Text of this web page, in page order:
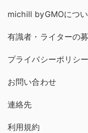
michill byGMOにつ
有識者・ライターの
プライバシーポリシー
お問い合わせ
連絡先
利用規約